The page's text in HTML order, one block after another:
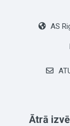
AS
Ātrā